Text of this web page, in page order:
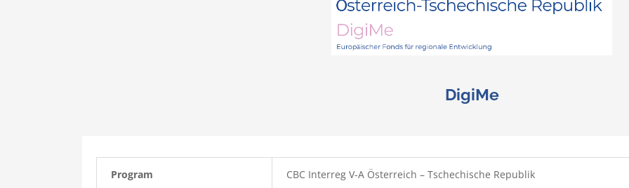
DigiMe
Program CBC Interreg V-A Österreich – Tschechische Republik